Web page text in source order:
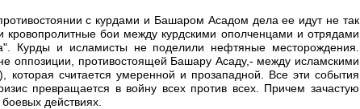
с курдами и Башаром Асадом дела ее идут не так
бои между курдскими ополченцами и отрядами
Курды и исламисты не поделили нефтяные месторождения.
оппозиции, противостоящей Башару Асаду,- между исламскими
считается умеренной и прозападной. Все эти события
превращается в войну всех против всех. Причем зачастую
действиях.